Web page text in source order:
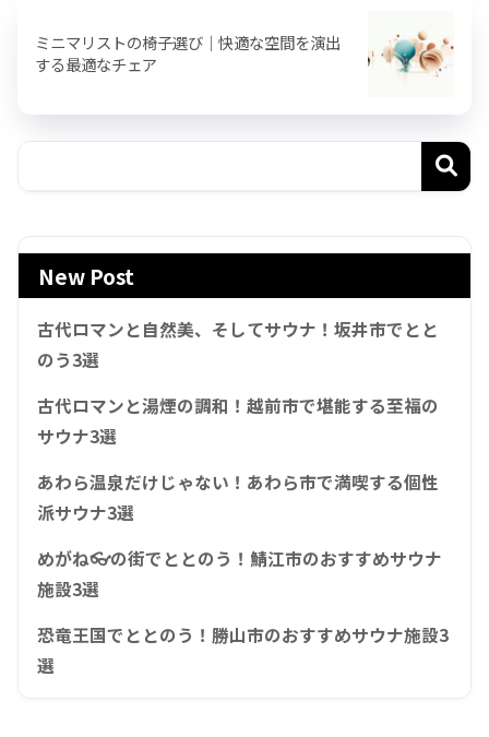
ミニマリストの椅子選び｜快適な空間を演出
する最適なチェア
New Post
古代ロマンと自然美、そしてサウナ！坂井市でとと
のう3選
古代ロマンと湯煙の調和！越前市で堪能する至福の
サウナ3選
あわら温泉だけじゃない！あわら市で満喫する個性
派サウナ3選
めがね👓の街でととのう！鯖江市のおすすめサウナ
施設3選
恐竜王国でととのう！勝山市のおすすめサウナ施設3
選